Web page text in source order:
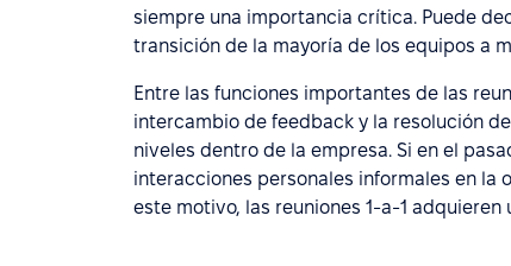
siempre una importancia crítica. Puede
transición de la mayoría de los equipos a
Entre las funciones importantes de las
intercambio de feedback y la resolución
niveles dentro de la empresa. Si en el
interacciones personales informales en la
este motivo, las reuniones 1-a-1